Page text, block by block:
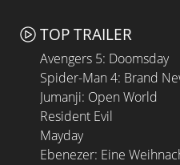
TOP TRAILER
Avengers 5: Doomsday
Spider-Man 4: Brand
Jumanji: Open World
Resident Evil
Mayday
Ebenezer: Eine